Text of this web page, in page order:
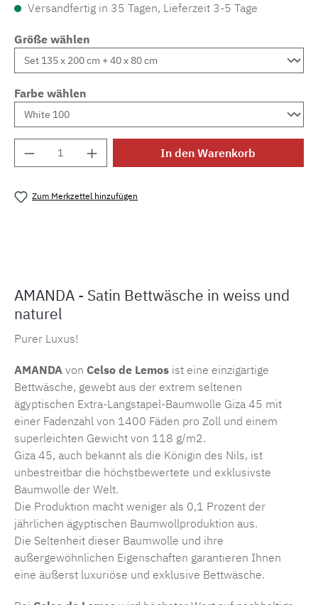
Versandfertig in 35 Tagen, Lieferzeit 3-5 Tage
Größe wählen
Farbe wählen
Produkt Anzahl: Gib den gewünschten
In den Warenkorb
Zum Merkzettel hinzufügen
AMANDA - Satin Bettwäsche in weiss und
naturel
Purer Luxus!
AMANDA von Celso de Lemos ist eine einzigartige
Bettwäsche, gewebt aus der extrem seltenen
ägyptischen Extra-Langstapel-Baumwolle Giza 45 mit
einer Fadenzahl von 1400 Fäden pro Zoll und einem
superleichten Gewicht von 118 g/m2.
Giza 45, auch bekannt als die Königin des Nils, ist
unbestreitbar die höchstbewertete und exklusivste
Baumwolle der Welt.
Die Produktion macht weniger als 0,1 Prozent der
jährlichen ägyptischen Baumwollproduktion aus.
Die Seltenheit dieser Baumwolle und ihre
außergewöhnlichen Eigenschaften garantieren Ihnen
eine äußerst luxuriöse und exklusive Bettwäsche.